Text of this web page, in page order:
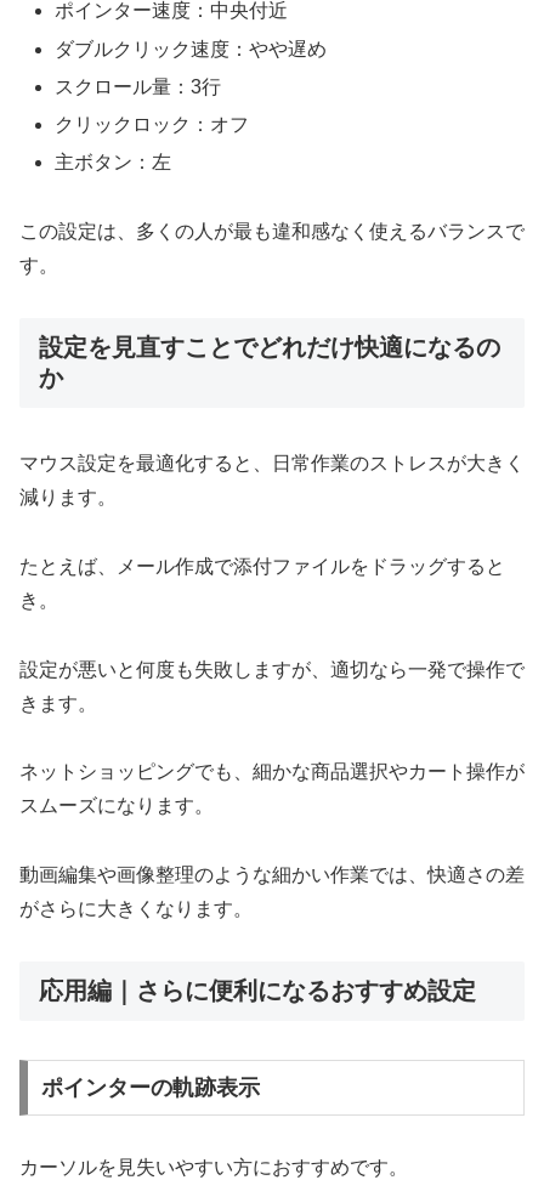
ポインター速度：中央付近
ダブルクリック速度：やや遅め
スクロール量：3行
クリックロック：オフ
主ボタン：左
この設定は、多くの人が最も違和感なく使えるバランスで
す。
設定を見直すことでどれだけ快適になるの
か
マウス設定を最適化すると、日常作業のストレスが大きく
減ります。
たとえば、メール作成で添付ファイルをドラッグすると
き。
設定が悪いと何度も失敗しますが、適切なら一発で操作で
きます。
ネットショッピングでも、細かな商品選択やカート操作が
スムーズになります。
動画編集や画像整理のような細かい作業では、快適さの差
がさらに大きくなります。
応用編｜さらに便利になるおすすめ設定
ポインターの軌跡表示
カーソルを見失いやすい方におすすめです。